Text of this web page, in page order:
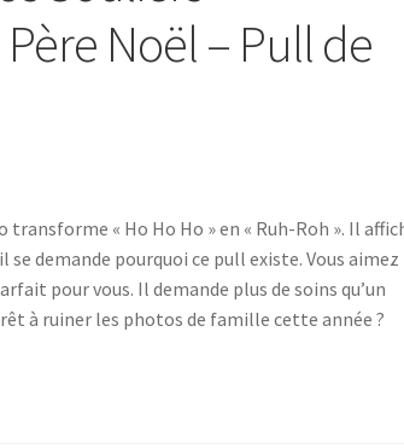
Noël – Pull de
« Ho Ho Ho » en « Ruh-Roh ». Il
se demande pourquoi ce pull existe. Vous aimez
pour vous. Il demande plus de soins qu’un
à ruiner les photos de famille cette année ?